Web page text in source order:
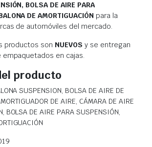
BOLSA DE AIRE PARA
DE AMORTIGUACIÓN para la
de automóviles del mercado.
productos son NUEVOS y se entregan
en cajas.
producto
SUSPENSION, BOLSA DE AIRE DE
DE AIRE, CÁMARA DE AIRE
BOLSA DE AIRE PARA SUSPENSIÓN,